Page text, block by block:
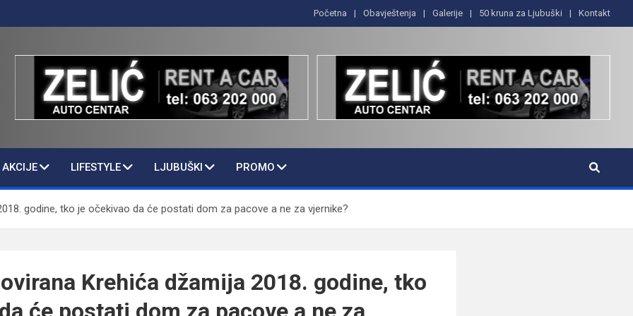
Početna Obavještenja Galerije 50 kruna za Ljubuški Kontakt
LIFESTYLE LJUBUŠKI PROMO
godine, tko je očekivao da će postati dom za pacove a ne za vjernike?
Krehića džamija 2018. godine, tko